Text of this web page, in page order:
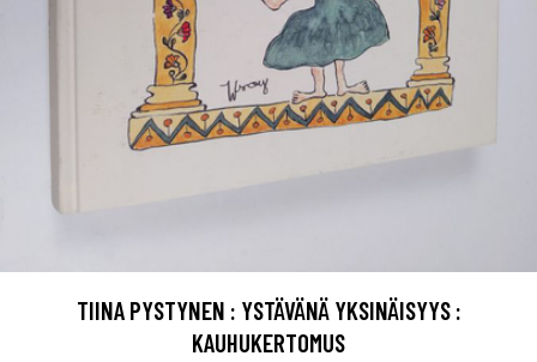
TIINA PYSTYNEN : YSTÄVÄNÄ YKSINÄISYYS :
KAUHUKERTOMUS